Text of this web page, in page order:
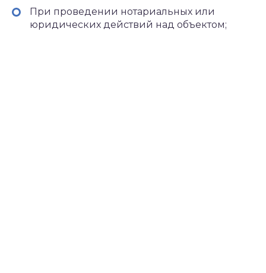
При проведении нотариальных или
юридических действий над объектом;